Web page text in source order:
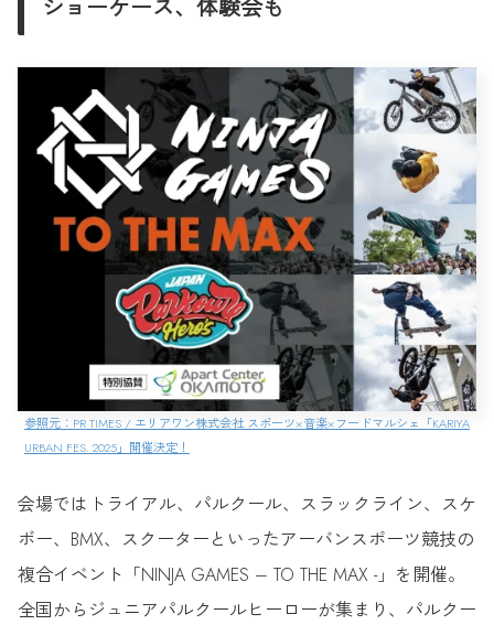
ショーケース、体験会も
参照元：PR TIMES / エリアワン株式会社 スポーツ×音楽×フードマルシェ「KARIYA
URBAN FES. 2025」開催決定！
会場ではトライアル、パルクール、スラックライン、スケ
ボー、BMX、スクーターといったアーバンスポーツ競技の
複合イベント「NINJA GAMES – TO THE MAX -」を開催。
全国からジュニアパルクールヒーローが集まり、パルクー